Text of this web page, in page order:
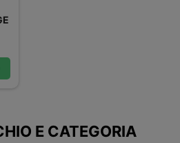
E CATEGORIA